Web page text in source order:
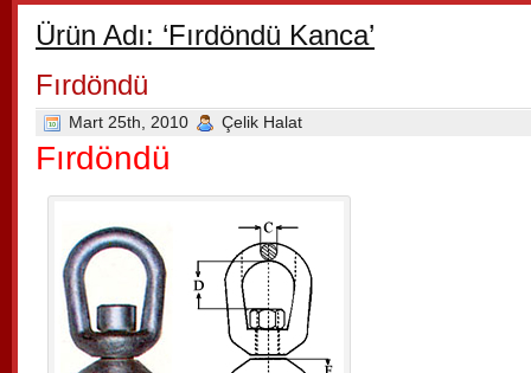
Ürün Adı: ‘Fırdöndü Kanca’
Fırdöndü
Mart 25th, 2010 Çelik Halat
Fırdöndü